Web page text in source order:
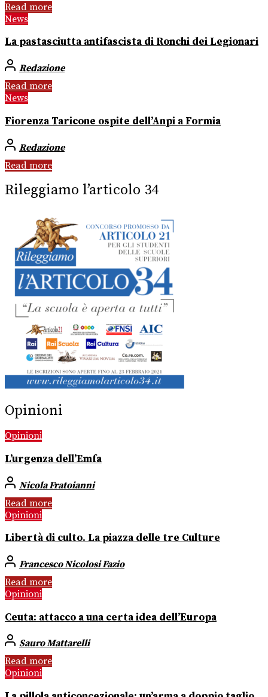
Read more
News
La pastasciutta antifascista di Ronchi dei Legionari
Redazione
Read more
News
Fiorenza Taricone ospite dell’Anpi a Formia
Redazione
Read more
Rileggiamo l’articolo 34
Opinioni
Opinioni
L’urgenza dell’Emfa
Nicola Fratoianni
Read more
Opinioni
Libertà di culto. La piazza delle tre Culture
Francesco Nicolosi Fazio
Read more
Opinioni
Ceuta: attacco a una certa idea dell’Europa
Sauro Mattarelli
Read more
Opinioni